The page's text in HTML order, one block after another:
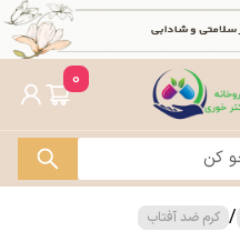
0
/ کرم ضد آفتاب